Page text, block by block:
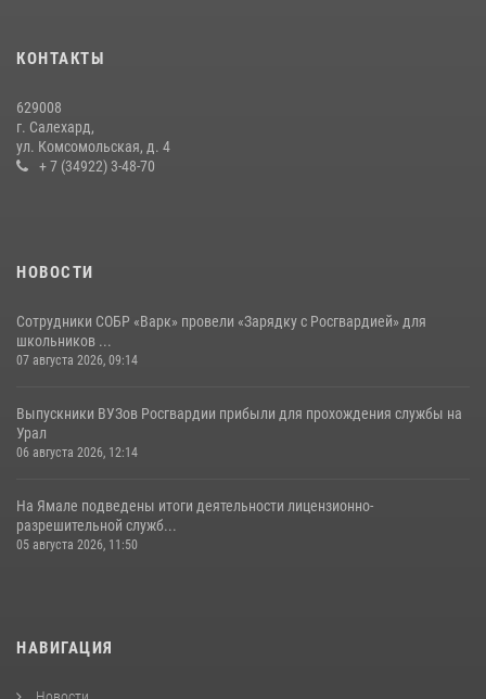
14 июля 2026, 06:53
КОНТАКТЫ
629008
г. Салехард,
ул. Комсомольская, д. 4
+ 7 (34922) 3-48-70
НОВОСТИ
Сотрудники СОБР «Варк» провели «Зарядку с Росгвардией» для
школьников ...
07 августа 2026, 09:14
Выпускники ВУЗов Росгвардии прибыли для прохождения службы на
Урал
06 августа 2026, 12:14
На Ямале подведены итоги деятельности лицензионно-
разрешительной служб...
05 августа 2026, 11:50
НАВИГАЦИЯ